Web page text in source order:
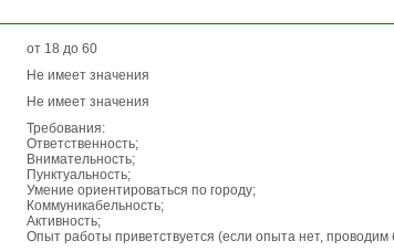
от 18 до 60
Не имеет значения
Не имеет значения
Требования:
Ответственность;
Внимательность;
Пунктуальность;
Умение ориентироваться по городу;
Коммуникабельность;
Активность;
Опыт работы приветствуется (если опыта нет, проводим